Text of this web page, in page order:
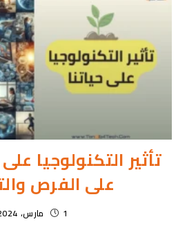
تأثير التكنولوجيا
على الفرص
1 مارس، 2024